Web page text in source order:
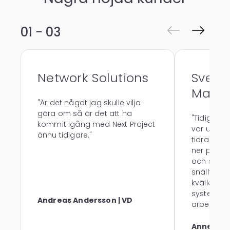
01 - 03
Network Solutions
"Är det något jag skulle vilja
göra om så är det att ha
kommit igång med Next Project
ännu tidigare."
Andreas Andersson | VD
"Tidigare
var ute
ner på
och
snällt
kvällen
Annelie